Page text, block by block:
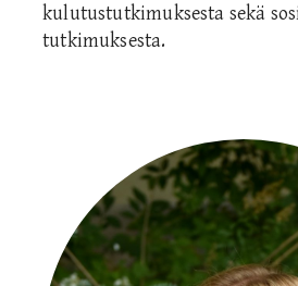
kulutustutkimuksesta sekä
tutkimuksesta.